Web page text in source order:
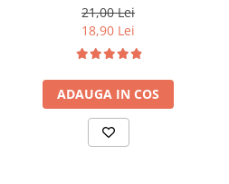
Odorizanti cu bete de ratan si
lumanari parfumate
Odorizanti spray si neutralizatori
miros ambient si tesaturi
Odorizanti pentru baie
21,00 Lei
18,90 Lei
ADAUGA IN COS